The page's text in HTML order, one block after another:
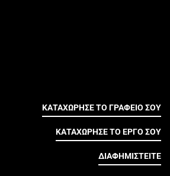
ΚΑΤΑΧΩΡΗΣΕ ΤΟ ΓΡΑΦΕΙΟ ΣΟΥ
ΚΑΤΑΧΩΡΗΣΕ ΤΟ ΕΡΓΟ ΣΟΥ
ΔΙΑΦΗΜΙΣΤΕΙΤΕ